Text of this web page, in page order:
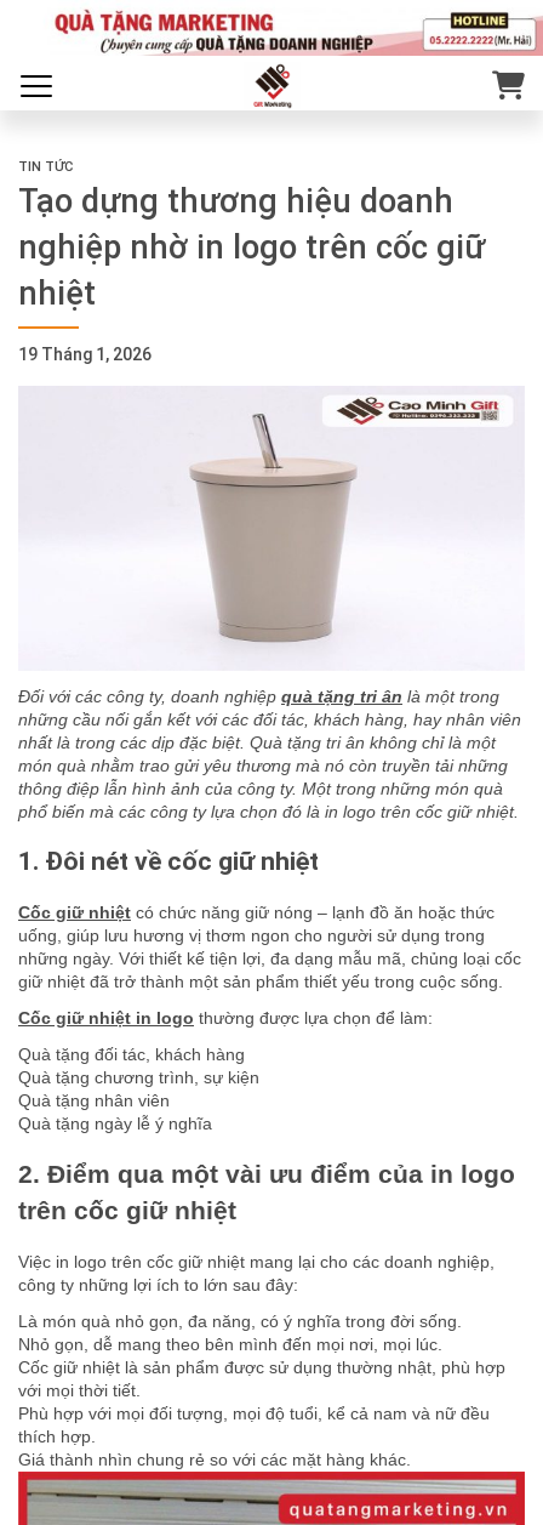
TIN TỨC
Tạo dựng thương hiệu doanh
nghiệp nhờ in logo trên cốc giữ
nhiệt
19 Tháng 1, 2026
Đối với các công ty, doanh nghiệp quà tặng tri ân là một trong
những cầu nối gắn kết với các đối tác, khách hàng, hay nhân viên
nhất là trong các dịp đặc biệt. Quà tặng tri ân không chỉ là một
món quà nhằm trao gửi yêu thương mà nó còn truyền tải những
thông điệp lẫn hình ảnh của công ty. Một trong những món quà
phổ biến mà các công ty lựa chọn đó là in logo trên cốc giữ nhiệt.
1. Đôi nét về cốc giữ nhiệt
Cốc giữ nhiệt có chức năng giữ nóng – lạnh đồ ăn hoặc thức
uống, giúp lưu hương vị thơm ngon cho người sử dụng trong
những ngày. Với thiết kế tiện lợi, đa dạng mẫu mã, chủng loại cốc
giữ nhiệt đã trở thành một sản phẩm thiết yếu trong cuộc sống.
Cốc giữ nhiệt in logo thường được lựa chọn để làm:
Quà tặng đối tác, khách hàng
Quà tặng chương trình, sự kiện
Quà tặng nhân viên
Quà tặng ngày lễ ý nghĩa
2. Điểm qua một vài ưu điểm của in logo
trên cốc giữ nhiệt
Việc in logo trên cốc giữ nhiệt mang lại cho các doanh nghiệp,
công ty những lợi ích to lớn sau đây:
Là món quà nhỏ gọn, đa năng, có ý nghĩa trong đời sống.
Nhỏ gọn, dễ mang theo bên mình đến mọi nơi, mọi lúc.
Cốc giữ nhiệt là sản phẩm được sử dụng thường nhật, phù hợp
với mọi thời tiết.
Phù hợp với mọi đối tượng, mọi độ tuổi, kể cả nam và nữ đều
thích hợp.
Giá thành nhìn chung rẻ so với các mặt hàng khác.